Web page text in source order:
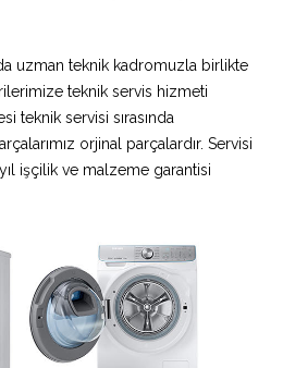
uzman teknik kadromuzla birlikte
teknik servis hizmeti
teknik servisi sırasında
orjinal parçalardır. Servisi
işçilik ve malzeme garantisi